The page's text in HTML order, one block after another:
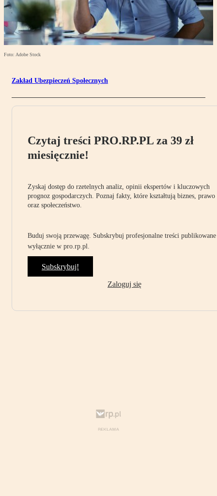
Foto: Adobe Stock
Zakład Ubezpieczeń Społecznych
Czytaj treści PRO.RP.PL za 39 zł
miesięcznie!
Zyskaj dostęp do rzetelnych analiz, opinii ekspertów i kluczowych
prognoz gospodarczych. Poznaj fakty, które kształtują biznes, prawo
oraz społeczeństwo.
Buduj swoją przewagę. Subskrybuj profesjonalne treści publikowane
wyłącznie w pro.rp.pl.
Subskrybuj!
Zaloguj się